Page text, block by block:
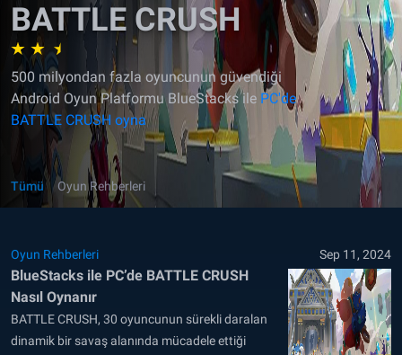
BATTLE CRUSH
500 milyondan fazla oyuncunun güvendiği
Android Oyun Platformu BlueStacks ile PC'de
BATTLE CRUSH oyna
Tümü Oyun Rehberleri
Oyun Rehberleri Sep 11, 2024
BlueStacks ile PC’de BATTLE CRUSH
Nasıl Oynanır
BATTLE CRUSH, 30 oyuncunun sürekli daralan
dinamik bir savaş alanında mücadele ettiği